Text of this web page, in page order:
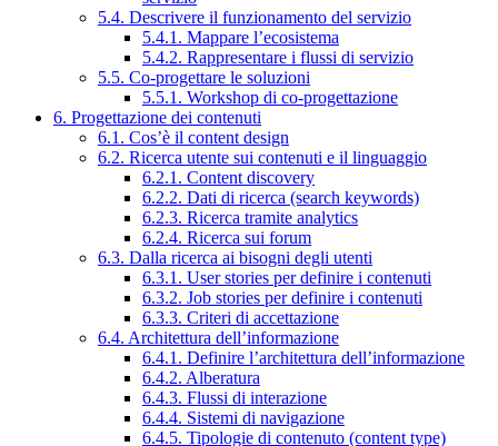
5.4. Descrivere il funzionamento del servizio
5.4.1. Mappare l’ecosistema
5.4.2. Rappresentare i flussi di servizio
5.5. Co-progettare le soluzioni
5.5.1. Workshop di co-progettazione
6. Progettazione dei contenuti
6.1. Cos’è il content design
6.2. Ricerca utente sui contenuti e il linguaggio
6.2.1. Content discovery
6.2.2. Dati di ricerca (search keywords)
6.2.3. Ricerca tramite analytics
6.2.4. Ricerca sui forum
6.3. Dalla ricerca ai bisogni degli utenti
6.3.1. User stories per definire i contenuti
6.3.2. Job stories per definire i contenuti
6.3.3. Criteri di accettazione
6.4. Architettura dell’informazione
6.4.1. Definire l’architettura dell’informazione
6.4.2. Alberatura
6.4.3. Flussi di interazione
6.4.4. Sistemi di navigazione
6.4.5. Tipologie di contenuto (content type)